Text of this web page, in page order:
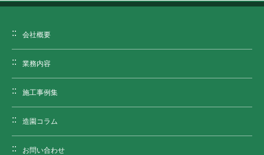
会社概要
業務内容
施工事例集
造園コラム
お問い合わせ